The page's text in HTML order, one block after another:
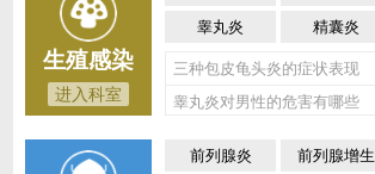
生殖感染
进入科室
睾丸炎 精囊炎
三种包皮龟头炎的症状表现
睾丸炎对男性的危害有哪些
前列腺炎 前列腺增生